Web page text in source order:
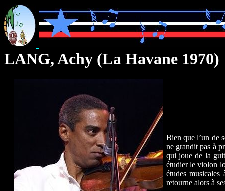
LANG, Achy (La Havane 1970)
Bien que l’un de
ne grandit pas à
qui joue de la
étudier le violon
études
retourne alors à